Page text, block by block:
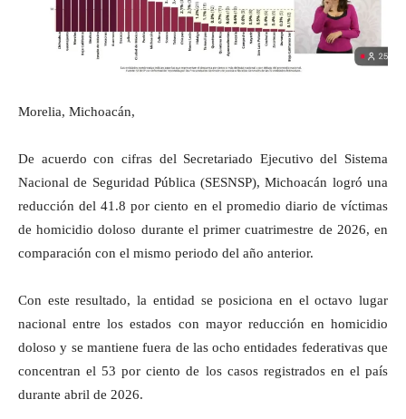
Morelia, Michoacán,
De acuerdo con cifras del Secretariado Ejecutivo del Sistema
Nacional de Seguridad Pública (SESNSP), Michoacán logró una
reducción del 41.8 por ciento en el promedio diario de víctimas
de homicidio doloso durante el primer cuatrimestre de 2026, en
comparación con el mismo periodo del año anterior.
Con este resultado, la entidad se posiciona en el octavo lugar
nacional entre los estados con mayor reducción en homicidio
doloso y se mantiene fuera de las ocho entidades federativas que
concentran el 53 por ciento de los casos registrados en el país
durante abril de 2026.